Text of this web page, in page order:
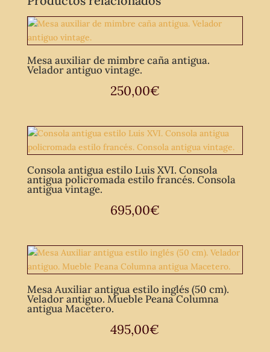
Mesa auxiliar de mimbre caña antigua.
Velador antiguo vintage.
250,00€
Consola antigua estilo Luis XVI. Consola
antigua policromada estilo francés. Consola
antigua vintage.
695,00€
Mesa Auxiliar antigua estilo inglés (50 cm).
Velador antiguo. Mueble Peana Columna
antigua Macetero.
495,00€